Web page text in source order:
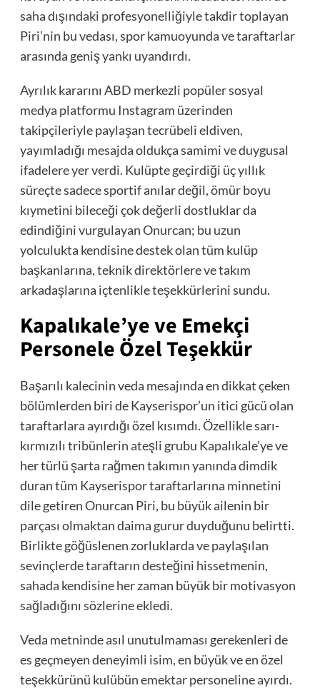
saha dışındaki profesyonelliğiyle takdir toplayan
Piri’nin bu vedası, spor kamuoyunda ve taraftarlar
arasında geniş yankı uyandırdı.
Ayrılık kararını ABD merkezli popüler sosyal
medya platformu Instagram üzerinden
takipçileriyle paylaşan tecrübeli eldiven,
yayımladığı mesajda oldukça samimi ve duygusal
ifadelere yer verdi. Kulüpte geçirdiği üç yıllık
süreçte sadece sportif anılar değil, ömür boyu
kıymetini bileceği çok değerli dostluklar da
edindiğini vurgulayan Onurcan; bu uzun
yolculukta kendisine destek olan tüm kulüp
başkanlarına, teknik direktörlere ve takım
arkadaşlarına içtenlikle teşekkürlerini sundu.
Kapalıkale’ye ve Emekçi
Personele Özel Teşekkür
Başarılı kalecinin veda mesajında en dikkat çeken
bölümlerden biri de Kayserispor’un itici gücü olan
taraftarlara ayırdığı özel kısımdı. Özellikle sarı-
kırmızılı tribünlerin ateşli grubu Kapalıkale’ye ve
her türlü şarta rağmen takımın yanında dimdik
duran tüm Kayserispor taraftarlarına minnetini
dile getiren Onurcan Piri, bu büyük ailenin bir
parçası olmaktan daima gurur duyduğunu belirtti.
Birlikte göğüslenen zorluklarda ve paylaşılan
sevinçlerde taraftarın desteğini hissetmenin,
sahada kendisine her zaman büyük bir motivasyon
sağladığını sözlerine ekledi.
Veda metninde asıl unutulmaması gerekenleri de
es geçmeyen deneyimli isim, en büyük ve en özel
teşekkürünü kulübün emektar personeline ayırdı.